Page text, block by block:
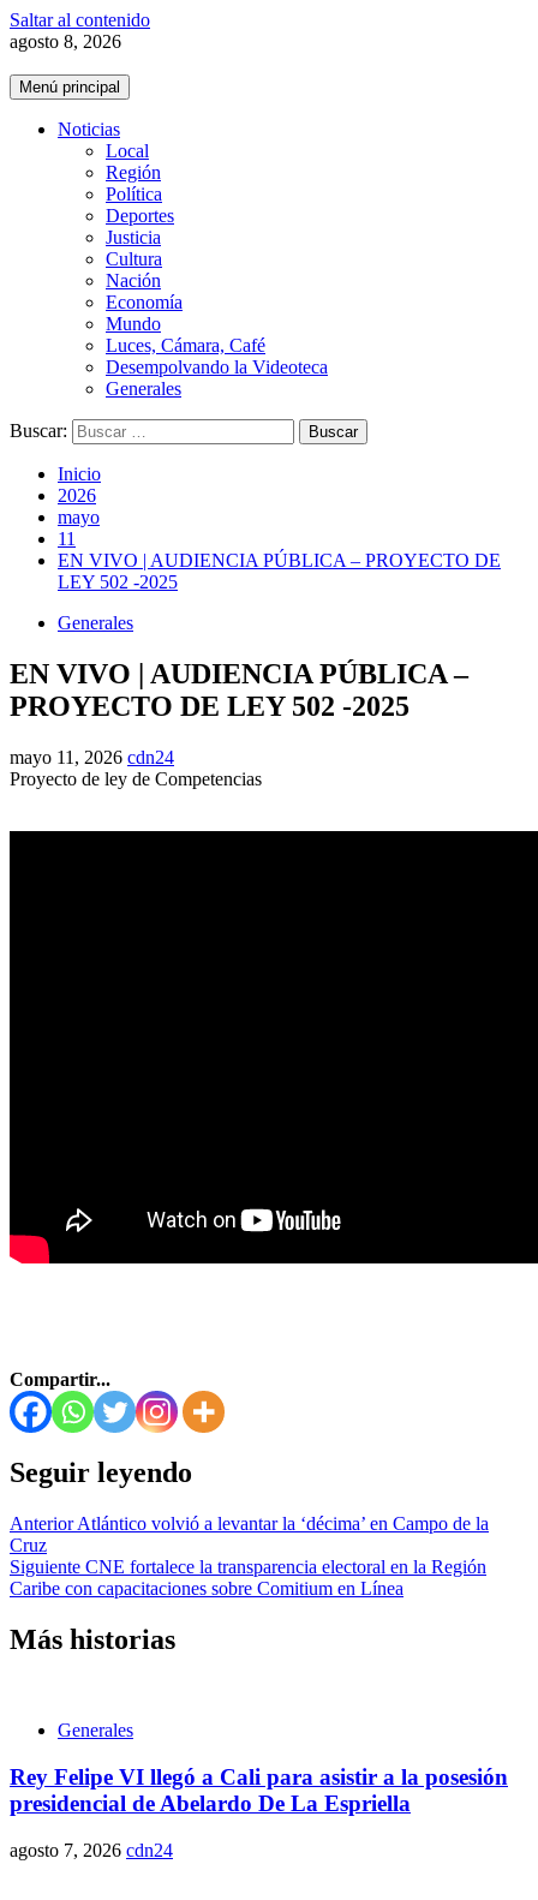
Saltar al contenido
agosto 8, 2026
Menú principal
Noticias
Local
Región
Política
Deportes
Justicia
Cultura
Nación
Economía
Mundo
Luces, Cámara, Café
Desempolvando la Videoteca
Generales
Buscar:
Inicio
2026
mayo
11
EN VIVO | AUDIENCIA PÚBLICA – PROYECTO DE
LEY 502 -2025
Generales
EN VIVO | AUDIENCIA PÚBLICA –
PROYECTO DE LEY 502 -2025
mayo 11, 2026 cdn24
Proyecto de ley de Competencias
Compartir...
Seguir leyendo
AnteriorAtlántico volvió a levantar la ‘décima’ en Campo de la
Cruz
Siguiente CNE fortalece la transparencia electoral en la Región
Caribe con capacitaciones sobre Comitium en Línea
Más historias
Generales
Rey Felipe VI llegó a Cali para asistir a la posesión
presidencial de Abelardo De La Espriella
agosto 7, 2026 cdn24